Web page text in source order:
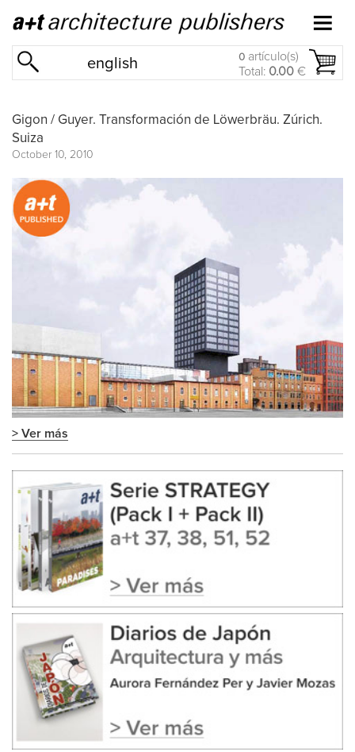
english 0 artículo(s)
Total: 0.00 €
Gigon / Guyer. Transformación de Löwerbräu. Zúrich.
Suiza
October 10, 2010
> Ver más